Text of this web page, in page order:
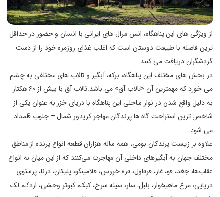
از ویژگی های این پناهگاه، انس مرال های ایرانی با انسان و حضور در حداقل
ترین فاصله با طبیعت دوستان است که اغلب غذای روزمره خود را از دست
گردشگران دریافت می کنند.
در بخش های مختلف این پناهگاه، برکه، آبگیر و تالاب های مختلفی به چشم
می خورد که مهمترین آن «تالاب آق» می باشد.
تالاب آق با بیش از ۶۰ هکتار
به دلیل واقع شدن در نوار ساحلی این پناهگاه با دریای خزر به عنوان یکی از
شاخص ترین استراحت گاه ها پرندگان مهاجر کریدور شمال – جنوب قلمداد
می شود.
علاوه بر زیست پرندگان بومی، همه ساله هزاران قطعه انواع پرنده از مناطق
مختلف جهان به آبگیرهای داخلی آن مهاجرت می‌کنند که از این میان به انواع
عقاب‌ها، جغد، قو، غاز، قرقاول، قره خروس، فلامینگو، پلیکان، درنا، پرستوی
دریایی، مرغ ماهیخوار، بلبل، سار، سینه سرخ، کبک، کبوتر وحشی، اردک، لک